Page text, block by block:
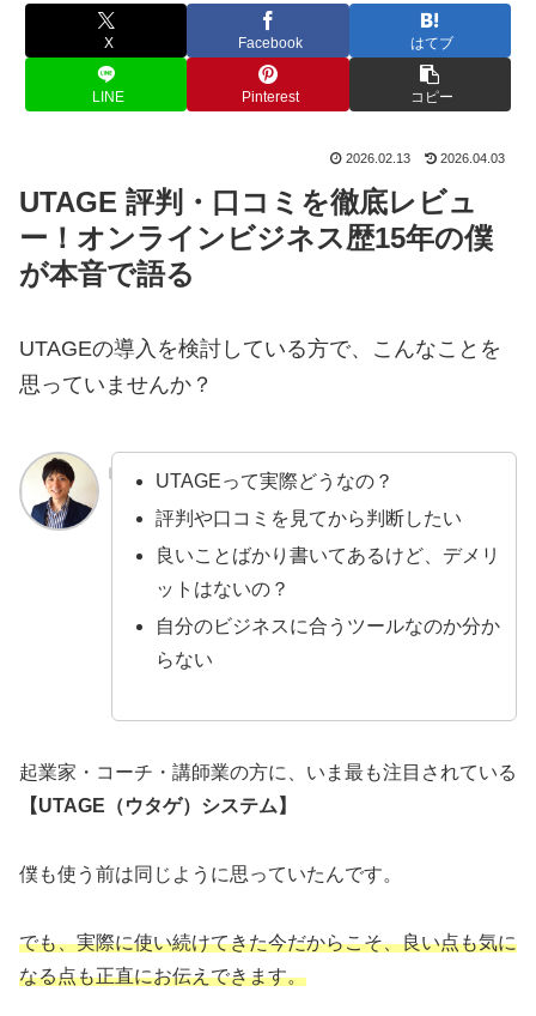
X Facebook はてブ
LINE Pinterest コピー
2026.02.13 2026.04.03
UTAGE 評判・口コミを徹底レビュ
ー！オンラインビジネス歴15年の僕
が本音で語る
UTAGEの導入を検討している方で、こんなことを
思っていませんか？
UTAGEって実際どうなの？
評判や口コミを見てから判断したい
良いことばかり書いてあるけど、デメリ
ットはないの？
自分のビジネスに合うツールなのか分か
らない
起業家・コーチ・講師業の方に、いま最も注目されている
【UTAGE（ウタゲ）システム】
僕も使う前は同じように思っていたんです。
でも、実際に使い続けてきた今だからこそ、良い点も気に
なる点も正直にお伝えできます。